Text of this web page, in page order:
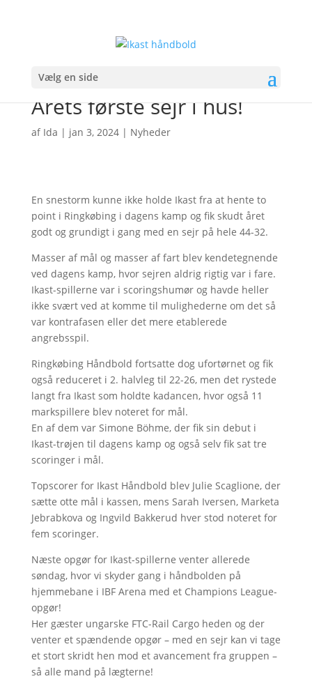
Vælg en side
Årets første sejr i hus!
af Ida | jan 3, 2024| Nyheder
En snestorm kunne ikke holde Ikast fra at hente to
point i Ringkøbing i dagens kamp og fik skudt året
godt og grundigt i gang med en sejr på hele 44-32.
Masser af mål og masser af fart blev kendetegnende
ved dagens kamp, hvor sejren aldrig rigtig var i fare.
Ikast-spillerne var i scoringshumør og havde heller
ikke svært ved at komme til mulighederne om det så
var kontrafasen eller det mere etablerede
angrebsspil.
Ringkøbing Håndbold fortsatte dog ufortørnet og fik
også reduceret i 2. halvleg til 22-26, men det rystede
langt fra Ikast som holdte kadancen, hvor også 11
markspillere blev noteret for mål.
En af dem var Simone Böhme, der fik sin debut i
Ikast-trøjen til dagens kamp og også selv fik sat tre
scoringer i mål.
Topscorer for Ikast Håndbold blev Julie Scaglione, der
sætte otte mål i kassen, mens Sarah Iversen, Marketa
Jebrabkova og Ingvild Bakkerud hver stod noteret for
fem scoringer.
Næste opgør for Ikast-spillerne venter allerede
søndag, hvor vi skyder gang i håndbolden på
hjemmebane i IBF Arena med et Champions League-
opgør!
Her gæster ungarske FTC-Rail Cargo heden og der
venter et spændende opgør – med en sejr kan vi tage
et stort skridt hen mod et avancement fra gruppen –
så alle mand på lægterne!